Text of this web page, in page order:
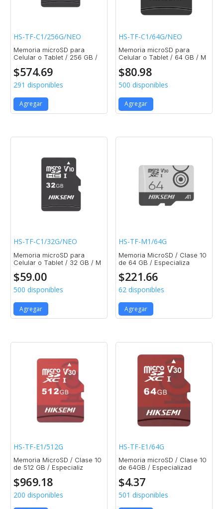
HS-TF-C1/256G/NEO
Memoria microSD para
Celular o Tablet / 256 GB /
$574.69
291 disponibles
Agregar
HS-TF-C1/64G/NEO
Memoria microSD para
Celular o Tablet / 64 GB / M
$80.98
500 disponibles
Agregar
HS-TF-C1/32G/NEO
Memoria microSD para
Celular o Tablet / 32 GB / M
$59.00
500 disponibles
Agregar
HS-TF-M1/64G
Memoria MicroSD / Clase 10
de 64 GB / Especializa
$221.66
62 disponibles
Agregar
HS-TF-E1/512G
Memoria MicroSD / Clase 10
de 512 GB / Especializ
$969.18
200 disponibles
HS-TF-E1/64G
Memoria microSD / Clase 10
de 64GB / Especializad
$4.37
501 disponibles